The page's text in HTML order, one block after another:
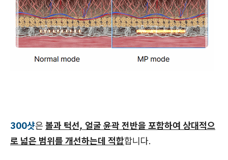
300샷은 볼과 턱선, 얼굴 윤곽 전반을 포함하여 상대적으
로 넓은 범위를 개선하는데 적합합니다.